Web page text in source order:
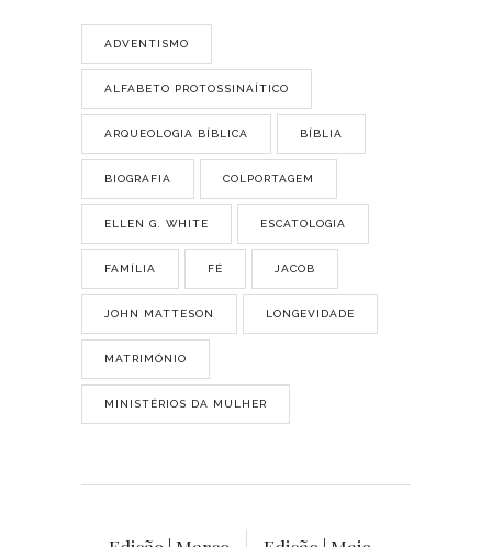
ADVENTISMO
ALFABETO PROTOSSINAÍTICO
ARQUEOLOGIA BÍBLICA BÍBLIA
BIOGRAFIA COLPORTAGEM
ELLEN G. WHITE ESCATOLOGIA
FAMÍLIA FÉ JACOB
JOHN MATTESON LONGEVIDADE
MATRIMÓNIO
MINISTÉRIOS DA MULHER